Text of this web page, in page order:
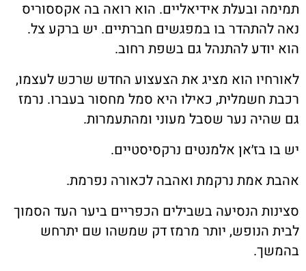
תמימה ובעלת אידיאליים. הוא רואה בה אקססוריס
נאה להתהדר בו במפגשים חברתיים. יש ברקע צל.
הוא יודע להתנהל גם בשפת רחוב.
לאורחיו הוא מציג את הצעצוע החדש שרכש לעצמו,
רכבת חשמלית, כאילו היא סמל מחסור בעברו. נרמז
גם שהיה נער שסבל מעוני ומהתעמרות.
יש בו בז׳אן אלמנטים נרקסיסטיים.
אהבת אמת נרקמת ואהבה לכאורה נפרמת.
סצינות הנסיעה בשבילים הכפריים ביער העד הסמוך
לבית הנופש, יותר מרמז דק שמשהו שם יתרחש
בהמשך.